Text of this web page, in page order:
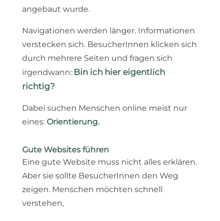
angebaut wurde.
Navigationen werden länger. Informationen
verstecken sich. BesucherInnen klicken sich
durch mehrere Seiten und fragen sich
irgendwann:Bin ich hier eigentlich
richtig?
Dabei suchen Menschen online meist nur
eines: Orientierung.
Gute Websites führen
Eine gute Website muss nicht alles erklären.
Aber sie sollte BesucherInnen den Weg
zeigen. Menschen möchten schnell
verstehen,